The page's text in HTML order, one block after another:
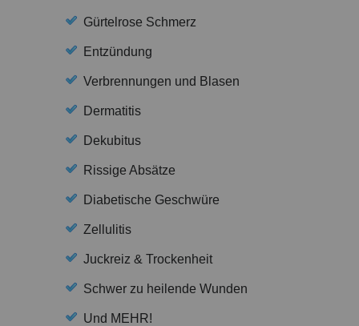
Gürtelrose Schmerz
Entzündung
Verbrennungen und Blasen
Dermatitis
Dekubitus
Rissige Absätze
Diabetische Geschwüre
Zellulitis
Juckreiz & Trockenheit
Schwer zu heilende Wunden
Und MEHR!